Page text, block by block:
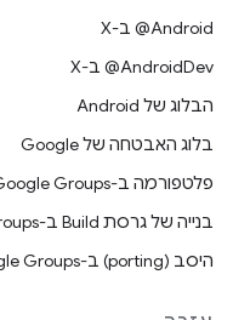
‫‎@Android ב-X
‫‎@AndroidDev ב-X
הבלוג של Android
בלוג האבטחה של Google
פלטפורמה ב-Google Groups
בנייה של גרסת Build ב-Google Groups
היסב (porting) ב-Google Groups